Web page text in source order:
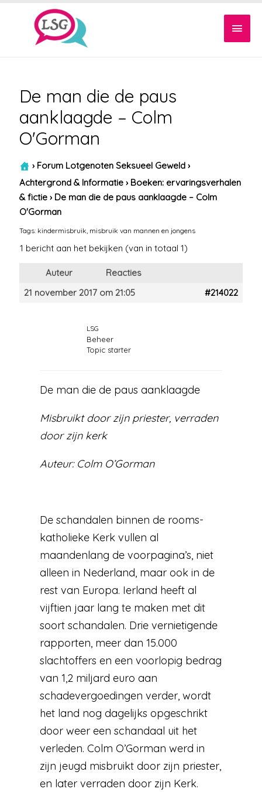
De man die de paus
aanklaagde – Colm
O'Gorman
› Forum Lotgenoten Seksueel Geweld ›
Achtergrond & Informatie › Boeken: ervaringsverhalen
& fictie › De man die de paus aanklaagde – Colm
O'Gorman
Tags: kindermisbruik misbruik van mannen en jongens
1 bericht aan het bekijken (van in totaal 1)
Auteur
Reacties
21 november 2017 om 21:05
#214022
LSG
Beheer
Topic starter
De man die de paus aanklaagde
Misbruikt door zijn priester, verraden
door zijn kerk
Auteur: Colm O’Gorman
De schandalen binnen de rooms-
katholieke Kerk vullen al
maandenlang de voorpagina’s, niet
alleen in Nederland, maar ook in de
rest van Europa. Ierland heeft al
vijftien jaar lang te maken met dit
soort schandalen. Drie vernietigende
rapporten, meer dan 15.000
slachtoffers en een voorlopig bedrag
van 1,2 miljard euro aan
schadevergoedingen verder, wordt
het land nog dagelijks opgeschrikt
door weer een schandaal uit het
verleden. Colm O’Gorman werd in
zijn jeugd misbruikt door zijn priester,
en later verraden door zijn Kerk.